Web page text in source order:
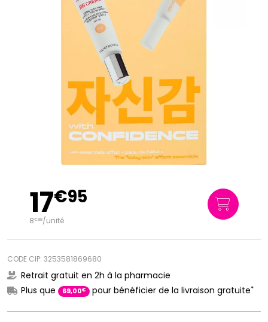
17€95
8€98/unité
CODE CIP: 3253581869680
Retrait gratuit en 2h à la pharmacie
Plus que
69,00€ pour bénéficier de la livraison gratuite*